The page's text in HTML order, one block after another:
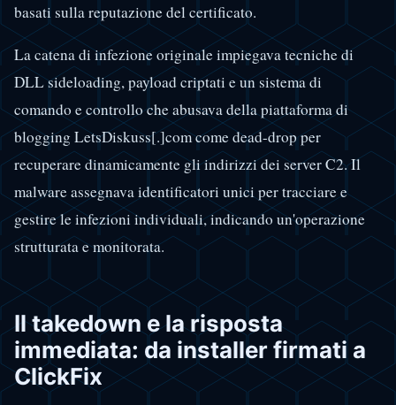
basati sulla reputazione del certificato.
La catena di infezione originale impiegava tecniche di
DLL sideloading, payload criptati e un sistema di
comando e controllo che abusava della piattaforma di
blogging LetsDiskuss[.]com come dead-drop per
recuperare dinamicamente gli indirizzi dei server C2. Il
malware assegnava identificatori unici per tracciare e
gestire le infezioni individuali, indicando un'operazione
strutturata e monitorata.
Il takedown e la risposta
immediata: da installer firmati a
ClickFix